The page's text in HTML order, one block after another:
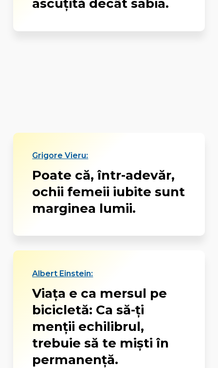
ascuţită decât sabia.
Grigore Vieru:
Poate că, într-adevăr,
ochii femeii iubite sunt
marginea lumii.
Albert Einstein:
Viața e ca mersul pe
bicicletă: Ca să-ți
menții echilibrul,
trebuie să te miști în
permanență.